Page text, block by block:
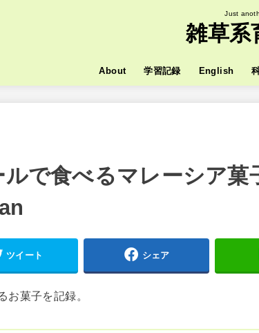
Just
雑草系
About 学習記録 English
ルで食べるマレーシア菓
ツイート シェア
お菓子を記録。